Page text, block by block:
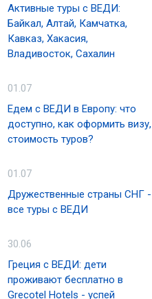
Активные туры с ВЕДИ:
Байкал, Алтай, Камчатка,
Кавказ, Хакасия,
Владивосток, Сахалин
01.07
Едем с ВЕДИ в Европу: что
доступно, как оформить визу,
стоимость туров?
01.07
Дружественные страны СНГ -
все туры с ВЕДИ
30.06
Греция с ВЕДИ: дети
проживают бесплатно в
Grecotel Hotels - успей